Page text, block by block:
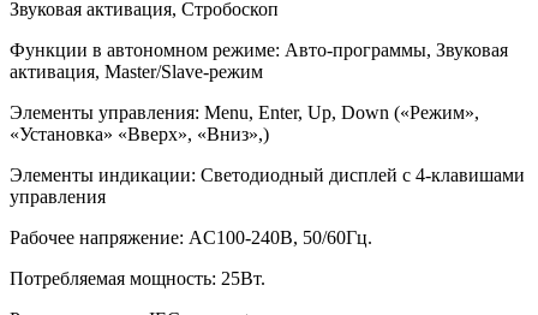
Звуковая активация, Стробоскоп
Функции в автономном режиме: Авто-программы, Звуковая
активация, Master/Slave-режим
Элементы управления: Menu, Enter, Up, Down («Режим»,
«Установка» «Вверх», «Вниз»,)
Элементы индикации: Светодиодный дисплей с 4-клавишами
управления
Рабочее напряжение: AC100-240В, 50/60Гц.
Потребляемая мощность: 25Вт.